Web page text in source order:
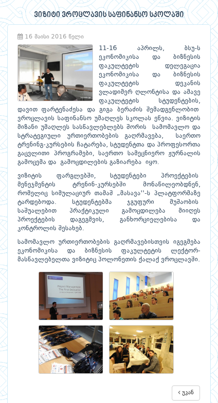
ვიზიტი ვროცლავის საფინანსო სკოლაში
16 მაისი 2016 წელი
11-16 აპრილს, ბსუ-ს
ეკონომიკისა და ბიზნესის
ფაკულტეტის დელეგაცია
ეკონომიკისა და ბიზნესის
ფაკულტეტის დეკანის
ვლადიმერ ღლონტისა და ამავე
ფაკულტეტის სტუდენტების,
დავით ფარტენაძესა და გიგა ბერაძის შემადგენლობით
ვროცლავის საფინანსო უმაღლეს სკოლას ეწვია. ვიზიტის
მიზანი უმაღლეს სასწავლებლებს შორის სამომავლო და
სტრატეგიული ურთიერთობების გაღრმავება, საერთო
ტრენინგ-კურსების ჩატარება, სტუდენტთა და პროფესორთა
გაცვლითი პროგრამები, საერთო სამეცნიერო ჟურნალის
გამოცემა და გამოცდილების გაზიარება იყო.
ვიზიტის ფარგლებში, სტუდენტები პროექტების
მენეჯმენტის ტრენინ-კურსებში მონაწილეობდნენ,
რომელიც სიმულაციურ თამაშ „მასავა''-ს პლატფორმაზე
ტარდებოდა. სტუდენტებმა ჯგუფური მუშაობის
საშუალებით პრაქტიკული გამოცდილება მიიღეს
პროექტების დაგეგმვის, განხორციელებისა და
კონტროლის შესახებ.
სამომავლო ურთიერთობების გაღრმავებისთვის იგეგმება
ეკონომიკისა და ბიზნესის ფაკულტეტის ლექტორ-
მასწავლებელთა ვიზიტიც პოლონეთის ქალაქ ვროცლავში.
უკან